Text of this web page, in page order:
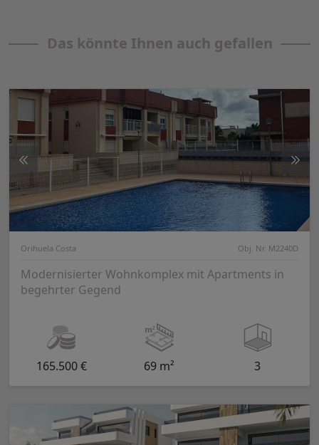
Das könnte Ihnen auch gefallen
Orihuela Costa Obj. Nr. M2240D
Modernisierter Wohnkomplex mit Apartments in
begehrter Gegend
165.500 € 69 m² 3